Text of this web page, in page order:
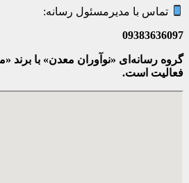
تماس با مدیرمسئول رسانه:
09383636097
گروه رسانه‌ای «نوآوران معدن» با
فعالیت است.